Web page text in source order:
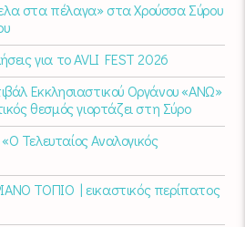
στα πέλαγα» στα Χρούσσα Σύρου
για το AVLI FEST 2026
Εκκλησιαστικού Οργάνου «ΑΝΩ»
θεσμός γιορτάζει στη Σύρο​
Τελευταίος Αναλογικός
ΤΟΠΙΟ | εικαστικός περίπατος